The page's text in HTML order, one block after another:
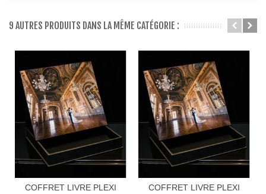
9 AUTRES PRODUITS DANS LA MÊME CATÉGORIE :
COFFRET LIVRE PLEXI
COFFRET LIVRE PLEXI